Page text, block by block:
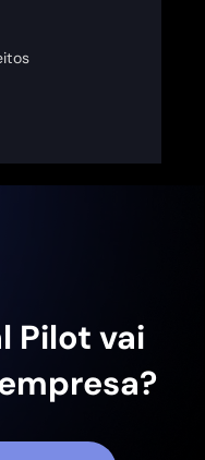
Pilot vai